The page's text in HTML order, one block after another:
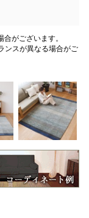
がございます。
ンスが異なる場合がご